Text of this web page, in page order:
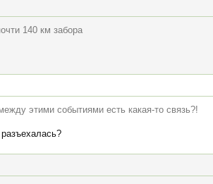
140 км забора
этими событиями есть какая-то связь?!